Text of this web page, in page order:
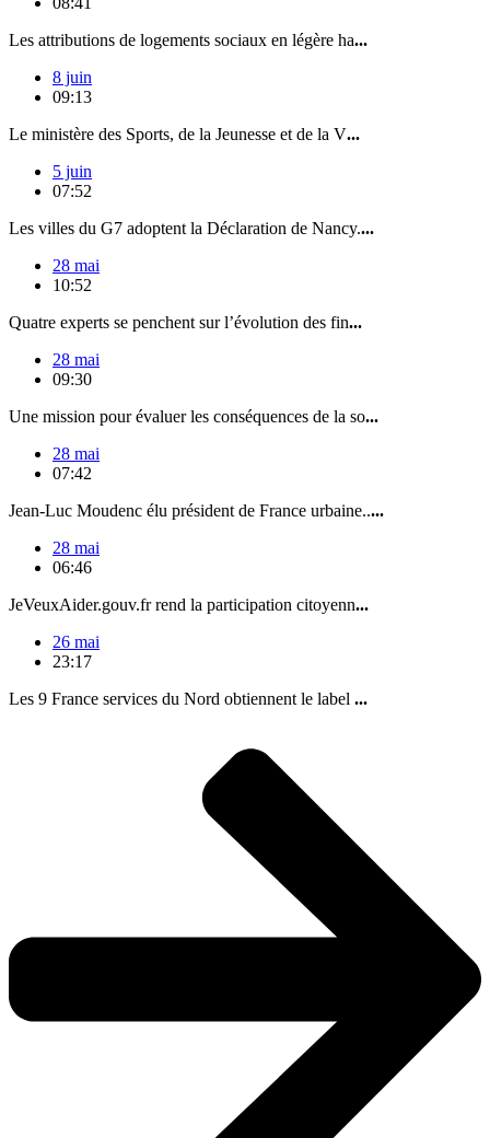
Les attributions de logements sociaux en légère ha...
8 juin
09:13
Le ministère des Sports, de la Jeunesse et de la V...
5 juin
07:52
Les villes du G7 adoptent la Déclaration de Nancy....
28 mai
10:52
Quatre experts se penchent sur l’évolution des fin...
28 mai
09:30
Une mission pour évaluer les conséquences de la so...
28 mai
07:42
Jean-Luc Moudenc élu président de France urbaine.....
28 mai
06:46
JeVeuxAider.gouv.fr rend la participation citoyenn...
26 mai
23:17
Les 9 France services du Nord obtiennent le label ...